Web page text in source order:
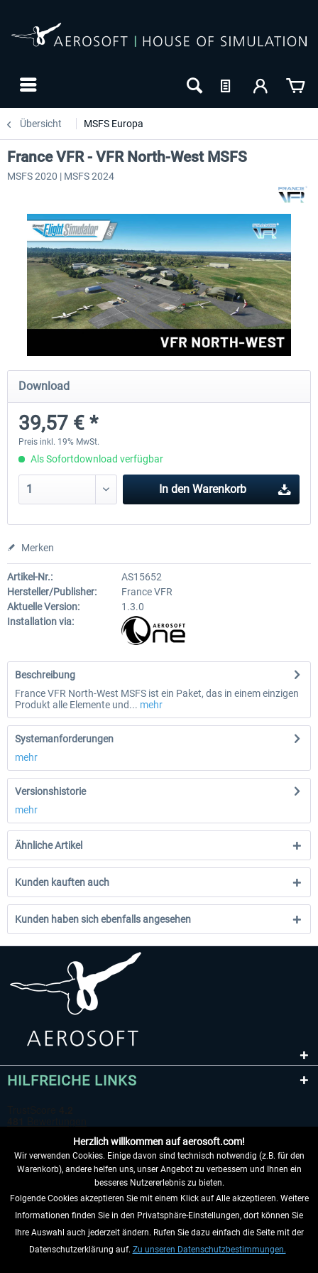
Übersicht MSFS Europa
Aerosoft Mega Airport Brüssel
24,95 € *
Aerosoft Airport Köln/
France VFR - VFR North-West MSFS
MSFS 2020 | MSFS 2024
Download
39,57 € *
Preis inkl. 19% MwSt.
Als Sofortdownload verfügbar
In den Warenkorb
Merken
Artikel-Nr.:
AS15652
Hersteller/Publisher:
France VFR
Aktuelle Version:
1.3.0
Installation via:
Beschreibung
France VFR North-West MSFS ist ein Paket, das in einem einzigen
Produkt alle Elemente und... mehr
Systemanforderungen
mehr
Versionshistorie
mehr
Ähnliche Artikel
Kunden kauften auch
Kunden haben sich ebenfalls angesehen
HILFREICHE LINKS
VERTRAG WIDERRUFEN
INFORMATIONEN
Herzlich willkommen auf aerosoft.com!
Wir verwenden Cookies. Einige davon sind technisch notwendig (z.B. für den
Warenkorb), andere helfen uns, unser Angebot zu verbessern und Ihnen ein
besseres Nutzererlebnis zu bieten.
Folgende Cookies akzeptieren Sie mit einem Klick auf Alle akzeptieren. Weitere
Informationen finden Sie in den Privatsphäre-Einstellungen, dort können Sie
Ihre Auswahl auch jederzeit ändern. Rufen Sie dazu einfach die Seite mit der
Datenschutzerklärung auf. Zu unseren Datenschutzbestimmungen.